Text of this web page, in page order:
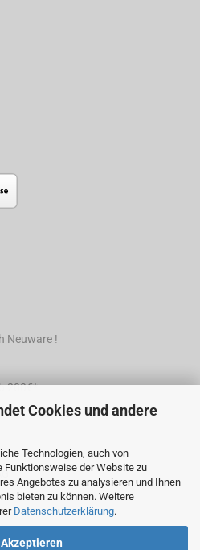
Cookies und andere
Technologien, auch von
Funktionsweise der Website zu
Angebotes zu analysieren und Ihnen
bieten zu können. Weitere
Datenschutzerklärung.
Neuware !
200€*